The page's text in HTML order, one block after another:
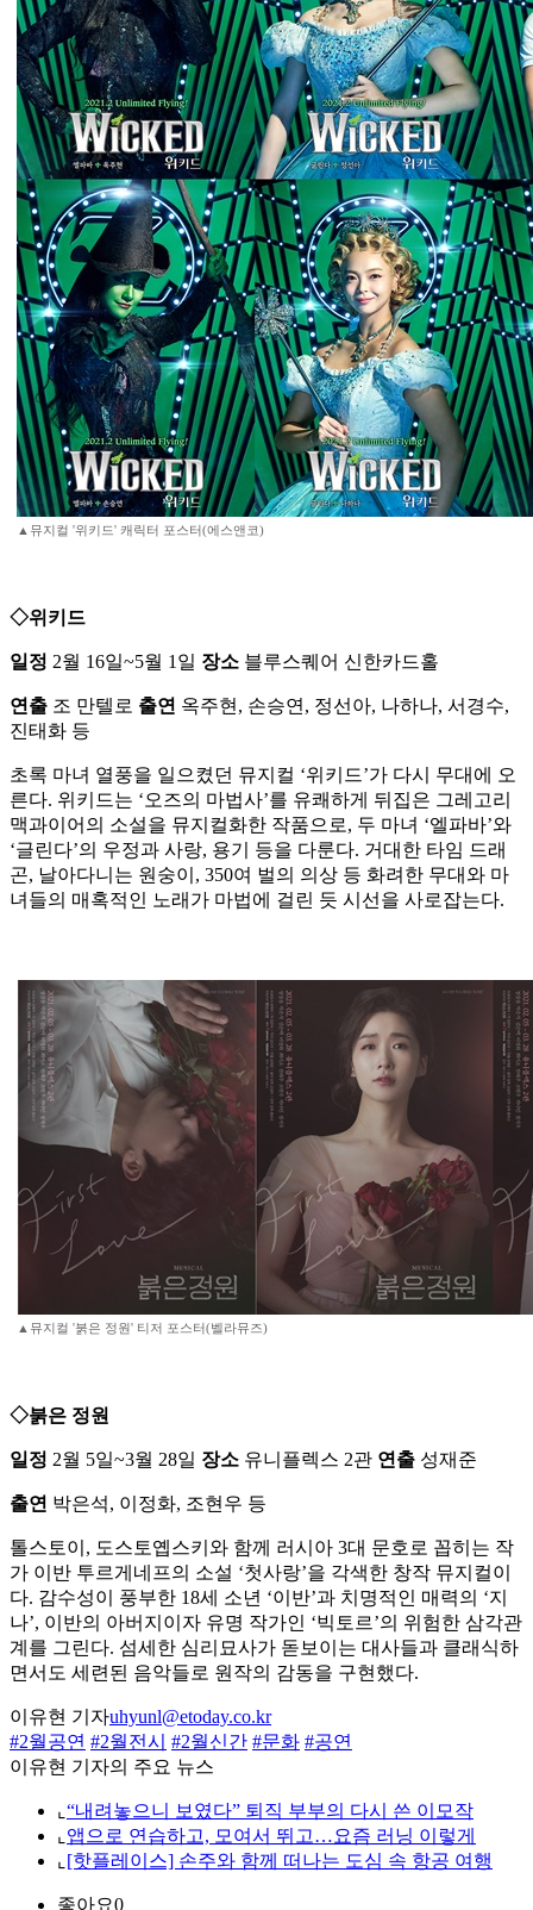
▲뮤지컬 '위키드' 캐릭터 포스터(에스앤코)
◇위키드
일정 2월 16일~5월 1일 장소 블루스퀘어 신한카드홀
연출 조 만텔로 출연 옥주현, 손승연, 정선아, 나하나, 서경수,
진태화 등
초록 마녀 열풍을 일으켰던 뮤지컬 ‘위키드’가 다시 무대에 오
른다. 위키드는 ‘오즈의 마법사’를 유쾌하게 뒤집은 그레고리
맥과이어의 소설을 뮤지컬화한 작품으로, 두 마녀 ‘엘파바’와
‘글린다’의 우정과 사랑, 용기 등을 다룬다. 거대한 타임 드래
곤, 날아다니는 원숭이, 350여 벌의 의상 등 화려한 무대와 마
녀들의 매혹적인 노래가 마법에 걸린 듯 시선을 사로잡는다.
▲뮤지컬 '붉은 정원' 티저 포스터(벨라뮤즈)
◇붉은 정원
일정 2월 5일~3월 28일 장소 유니플렉스 2관 연출 성재준
출연 박은석, 이정화, 조현우 등
톨스토이, 도스토옙스키와 함께 러시아 3대 문호로 꼽히는 작
가 이반 투르게네프의 소설 ‘첫사랑’을 각색한 창작 뮤지컬이
다. 감수성이 풍부한 18세 소년 ‘이반’과 치명적인 매력의 ‘지
나’, 이반의 아버지이자 유명 작가인 ‘빅토르’의 위험한 삼각관
계를 그린다. 섬세한 심리묘사가 돋보이는 대사들과 클래식하
면서도 세련된 음악들로 원작의 감동을 구현했다.
이유현 기자uhyunl@etoday.co.kr
#2월공연 #2월전시 #2월신간 #문화 #공연
이유현 기자의 주요 뉴스
⌞ “내려놓으니 보였다” 퇴직 부부의 다시 쓴 이모작
⌞ 앱으로 연습하고, 모여서 뛰고…요즘 러닝 이렇게
⌞ [핫플레이스] 손주와 함께 떠나는 도심 속 항공 여행
좋아요0